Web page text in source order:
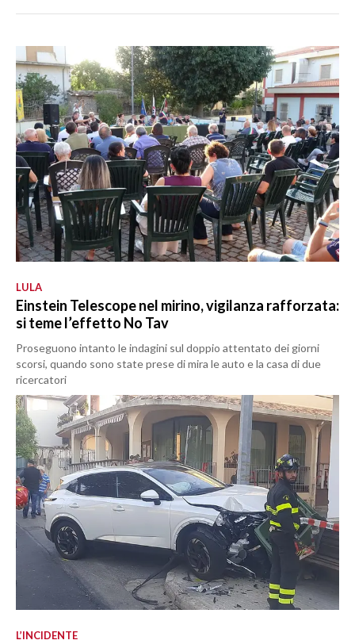
LULA
Einstein Telescope nel mirino, vigilanza rafforzata:
si teme l’effetto No Tav
Proseguono intanto le indagini sul doppio attentato dei giorni
scorsi, quando sono state prese di mira le auto e la casa di due
ricercatori
L’INCIDENTE